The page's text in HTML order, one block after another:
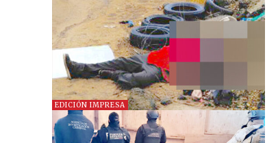
EDICIÓN IMPRESA